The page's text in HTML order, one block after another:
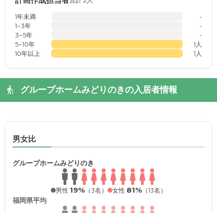
1年未満
-
1~3年
-
3~5年
-
5~10年
1人
10年以上
1人
グループホームみどりのきの入居者情報
男女比
グループホームみどりのき
男性 19%（3名） 女性 81%（13名）
福岡県平均